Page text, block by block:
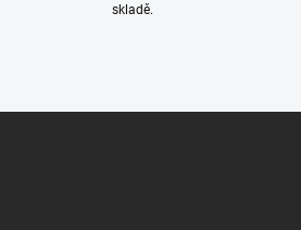
skladě.